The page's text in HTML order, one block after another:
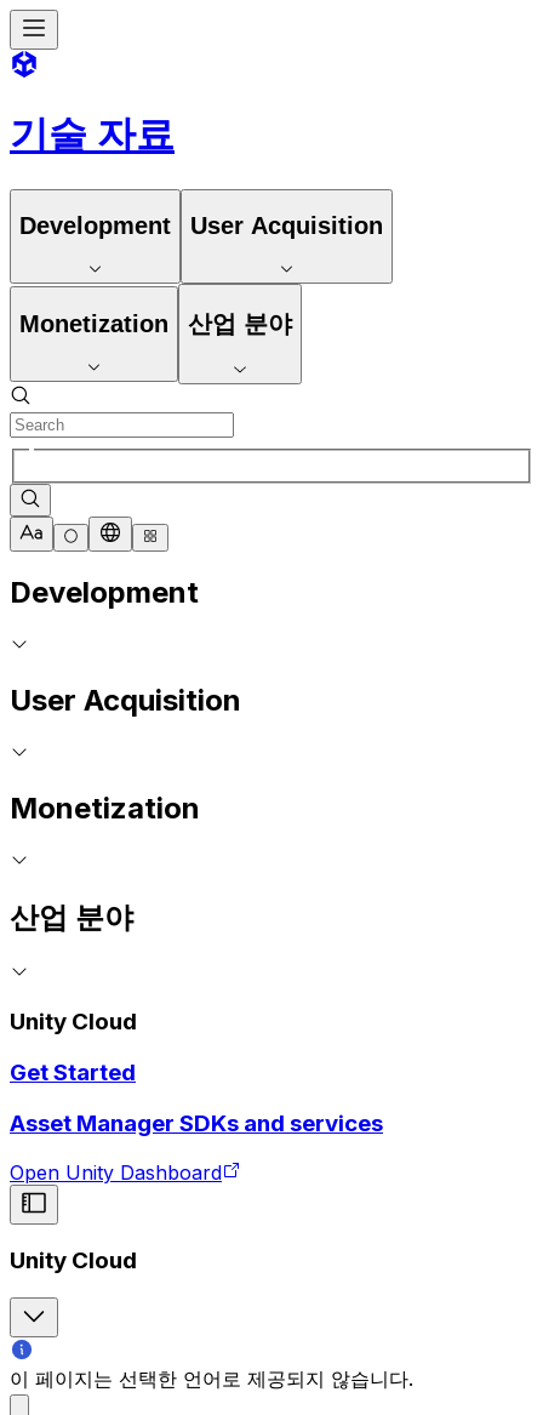
기술 자료
Development User Acquisition
Monetization 산업 분야
Development
User Acquisition
Monetization
산업 분야
Unity Cloud
Get Started
Asset Manager SDKs and services
Open Unity Dashboard
Unity Cloud
이 페이지는 선택한 언어로 제공되지 않습니다.